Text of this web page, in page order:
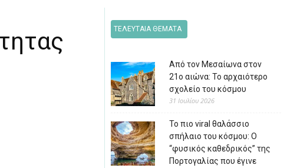
ΤΕΛΕΥΤΑΙΑ ΘΕΜΑΤΑ
Από τον Μεσαίωνα στον
21ο αιώνα: Το αρχαιότερο
σχολείο του κόσμου
31 Ιουλίου 2026
Το πιο viral θαλάσσιο
σπήλαιο του κόσμου: Ο
“φυσικός καθεδρικός” της
Πορτογαλίας που έγινε